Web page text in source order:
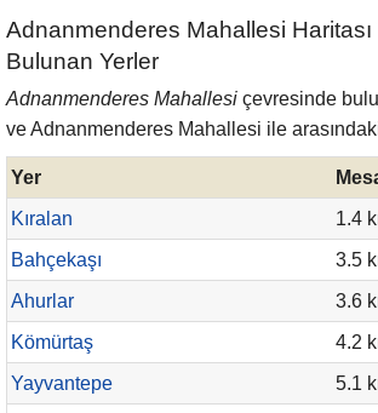
Adnanmenderes Mahallesi Haritası
Bulunan Yerler
Adnanmenderes Mahallesi çevresinde
ve Adnanmenderes Mahallesi ile
Yer
Kıralan
1.4
Bahçekaşı
3.5
Ahurlar
3.6
Kömürtaş
4.2
Yayvantepe
5.1